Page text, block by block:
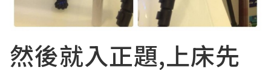
然後就入正題,上床先